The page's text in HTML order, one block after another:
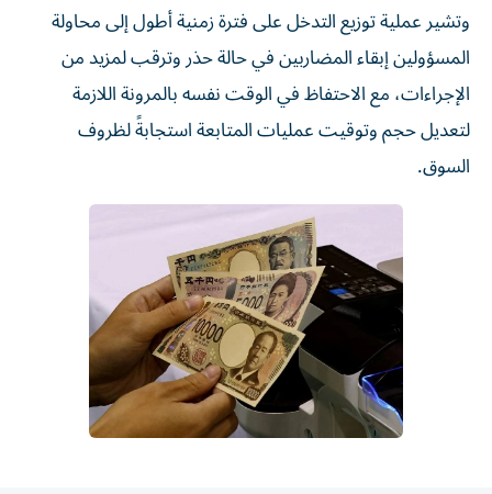
وتشير عملية توزيع التدخل على فترة زمنية أطول إلى محاولة
المسؤولين إبقاء المضاربين في حالة حذر وترقب لمزيد من
الإجراءات، مع الاحتفاظ في الوقت نفسه بالمرونة اللازمة
لتعديل حجم وتوقيت عمليات المتابعة استجابةً لظروف
السوق.